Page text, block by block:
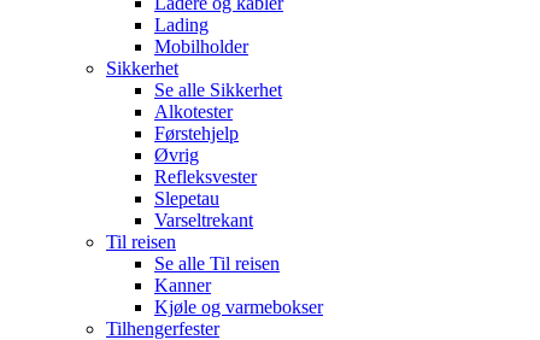
Lading
Mobilholder
Sikkerhet
Se alle Sikkerhet
Alkotester
Førstehjelp
Øvrig
Refleksvester
Slepetau
Varseltrekant
Til reisen
Se alle Til reisen
Kanner
Kjøle og varmebokser
Tilhengerfester